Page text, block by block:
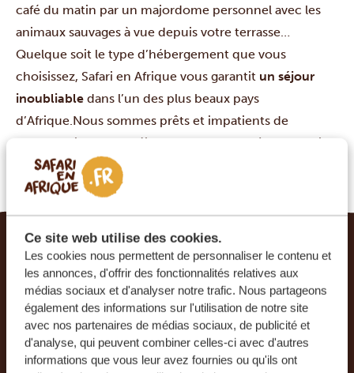
Ce site web utilise des cookies.
Les cookies nous permettent de personnaliser le contenu et
les annonces, d'offrir des fonctionnalités relatives aux
médias sociaux et d'analyser notre trafic. Nous partageons
également des informations sur l'utilisation de notre site
avec nos partenaires de médias sociaux, de publicité et
d'analyse, qui peuvent combiner celles-ci avec d'autres
informations que vous leur avez fournies ou qu'ils ont
café du matin par un majordome personnel avec les
animaux sauvages à vue depuis votre terrasse…
Quelque soit le type d’hébergement que vous
choisissez, Safari en Afrique vous garantit un séjour
inoubliable dans l’un des plus beaux pays
d’Afrique.Nous sommes prêts et impatients de
personnaliser votre séjour pour l’adapter à vos besoins
et souhaits, en travaillant avec vous à peaufiner
l’itinéraire de vos rêves.
LE VOYAGE DE VOS RÊVES DEVIENT RÉALITÉ
AVEC SAFARI EN AFRIQUE.
Ce voyage vous intéresse ? Tous les voyages que
nous organisons sont privés et composés sur
mesure, afin de vous faire passer un séjour